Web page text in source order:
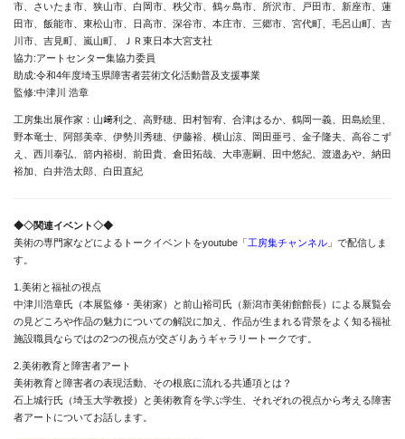
News
Exhibitions
Goods
Media
Access
市、さいたま市、狭山市、白岡市、秩父市、鶴ヶ島市、所沢市、戸田市、新座市、蓮
田市、飯能市、東松山市、日高市、深谷市、本庄市、三郷市、宮代町、毛呂山町、吉
川市、吉見町、嵐山町、ＪＲ東日本大宮支社
協力:アートセンター集協力委員
助成:令和4年度埼玉県障害者芸術文化活動普及支援事業
監修:中津川 浩章
工房集出展作家：山﨑利之、高野穂、田村智宥、合津はるか、鶴岡一義、田島絵里、
野本竜士、阿部美幸、伊勢川秀穂、伊藤裕、横山涼、岡田亜弓、金子隆夫、高谷こず
え、西川泰弘、箭内裕樹、前田貴、倉田拓哉、大串憲嗣、田中悠紀、渡邉あや、納田
裕加、白井浩太郎、白田直紀
◆◇関連イベント◇◆
美術の専門家などによるトークイベントをyoutube「 工房集チャンネル 」で配信しま
す。
1.美術と福祉の視点
中津川浩章氏（本展監修・美術家）と前山裕司氏（新潟市美術館館長）による展覧会
の見どころや作品の魅力についての解説に加え、作品が生まれる背景をよく知る福祉
施設職員ならではの2つの視点が交ざりあうギャラリートークです。
2.美術教育と障害者アート
美術教育と障害者の表現活動、その根底に流れる共通項とは？
石上城行氏（埼玉大学教授）と美術教育を学ぶ学生、それぞれの視点から考える障害
者アートについてお話します。